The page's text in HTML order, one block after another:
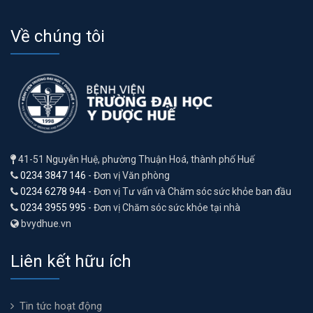
Về chúng tôi
41-51 Nguyễn Huệ, phường Thuận Hoá, thành phố Huế
0234 3847 146 - Đơn vị Văn phòng
0234 6278 944 - Đơn vị Tư vấn và Chăm sóc sức khỏe ban đầu
0234 3955 995 - Đơn vị Chăm sóc sức khỏe tại nhà
bvydhue.vn
Liên kết hữu ích
Tin tức hoạt động